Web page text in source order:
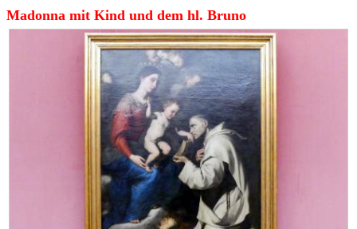
Madonna mit Kind und dem hl. Bruno